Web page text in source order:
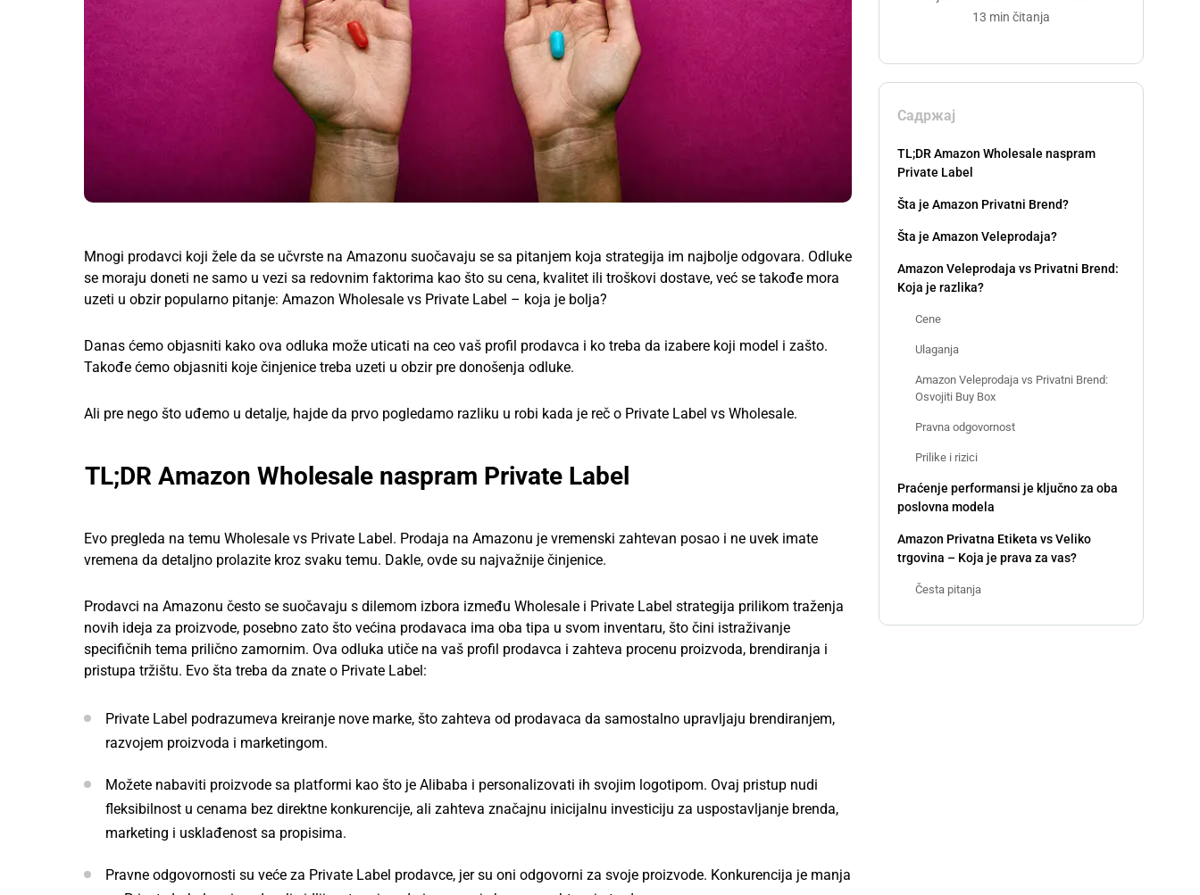
13 min čitanja
Садржај
TL;DR Amazon Wholesale naspram
Private Label
Šta je Amazon Privatni Brend?
Šta je Amazon Veleprodaja?
Amazon Veleprodaja vs Privatni Brend:
Koja je razlika?
Cene
Ulaganja
Amazon Veleprodaja vs Privatni Brend:
Osvojiti Buy Box
Pravna odgovornost
Prilike i rizici
Praćenje performansi je ključno za oba
poslovna modela
Amazon Privatna Etiketa vs Veliko
trgovina – Koja je prava za vas?
Česta pitanja
Mnogi prodavci koji žele da se učvrste na Amazonu suočavaju se sa pitanjem koja strategija im najbolje odgovara. Odluke
se moraju doneti ne samo u vezi sa redovnim faktorima kao što su cena, kvalitet ili troškovi dostave, već se takođe mora
uzeti u obzir popularno pitanje: Amazon Wholesale vs Private Label – koja je bolja?
Danas ćemo objasniti kako ova odluka može uticati na ceo vaš profil prodavca i ko treba da izabere koji model i zašto.
Takođe ćemo objasniti koje činjenice treba uzeti u obzir pre donošenja odluke.
Ali pre nego što uđemo u detalje, hajde da prvo pogledamo razliku u robi kada je reč o Private Label vs Wholesale.
TL;DR Amazon Wholesale naspram Private Label
Evo pregleda na temu Wholesale vs Private Label. Prodaja na Amazonu je vremenski zahtevan posao i ne uvek imate
vremena da detaljno prolazite kroz svaku temu. Dakle, ovde su najvažnije činjenice.
Prodavci na Amazonu često se suočavaju s dilemom izbora između Wholesale i Private Label strategija prilikom traženja
novih ideja za proizvode, posebno zato što većina prodavaca ima oba tipa u svom inventaru, što čini istraživanje
specifičnih tema prilično zamornim. Ova odluka utiče na vaš profil prodavca i zahteva procenu proizvoda, brendiranja i
pristupa tržištu. Evo šta treba da znate o Private Label:
Private Label podrazumeva kreiranje nove marke, što zahteva od prodavaca da samostalno upravljaju brendiranjem,
razvojem proizvoda i marketingom.
Možete nabaviti proizvode sa platformi kao što je Alibaba i personalizovati ih svojim logotipom. Ovaj pristup nudi
fleksibilnost u cenama bez direktne konkurencije, ali zahteva značajnu inicijalnu investiciju za uspostavljanje brenda,
marketing i usklađenost sa propisima.
Pravne odgovornosti su veće za Private Label prodavce, jer su oni odgovorni za svoje proizvode. Konkurencija je manja